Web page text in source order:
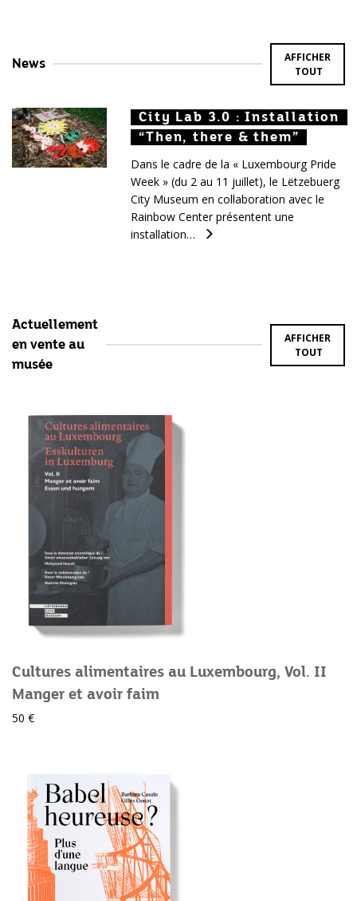
News
AFFICHER
TOUT
City Lab 3.0 : Installation
“Then, there & them”
City Lab 3.0 : Installation
“Then, there & them”
City Lab 3.0 : Installation
“Then, there & them”
Dans le cadre de la « Luxembourg Pride
Week » (du 2 au 11 juillet), le Lëtzebuerg
City Museum en collaboration avec le
Rainbow Center présentent une
installation…
Actuellement
en vente au
musée
AFFICHER
TOUT
Cultures alimentaires au Luxembourg, Vol. II
Manger et avoir faim
50 €